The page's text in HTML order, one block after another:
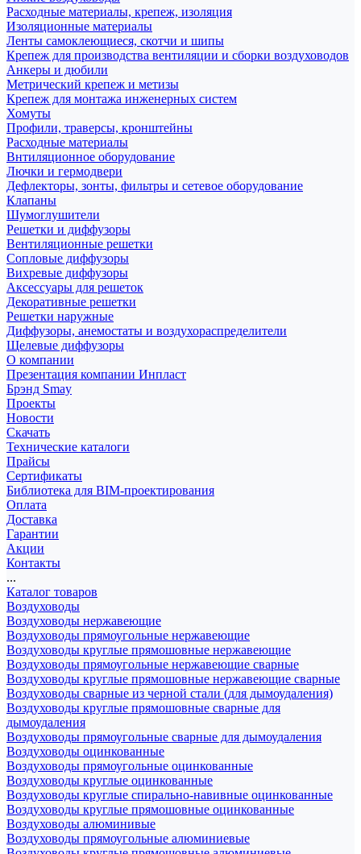
Расходные материалы, крепеж, изоляция
Изоляционные материалы
Ленты самоклеющиеся, скотчи и шипы
Крепеж для производства вентиляции и сборки воздуховодов
Анкеры и дюбили
Метрический крепеж и метизы
Крепеж для монтажа инженерных систем
Хомуты
Профили, траверсы, кронштейны
Расходные материалы
Внтиляционное оборудование
Лючки и гермодвери
Дефлекторы, зонты, фильтры и сетевое оборудование
Клапаны
Шумоглушители
Решетки и диффузоры
Вентиляционные решетки
Сопловые диффузоры
Вихревые диффузоры
Аксессуары для решеток
Декоративные решетки
Решетки наружные
Диффузоры, анемостаты и воздухораспределители
Щелевые диффузоры
О компании
Презентация компании Инпласт
Брэнд Smay
Проекты
Новости
Скачать
Технические каталоги
Прайсы
Сертификаты
Библиотека для BIM-проектирования
Оплата
Доставка
Гарантии
Акции
Контакты
...
Каталог товаров
Воздуховоды
Воздуховоды нержавеющие
Воздуховоды прямоугольные нержавеющие
Воздуховоды круглые прямошовные нержавеющие
Воздуховоды прямоугольные нержавеющие сварные
Воздуховоды круглые прямошовные нержавеющие сварные
Воздуховоды сварные из черной стали (для дымоудаления)
Воздуховоды круглые прямошовные сварные для
дымоудаления
Воздуховоды прямоугольные сварные для дымоудаления
Воздуховоды оцинкованные
Воздуховоды прямоугольные оцинкованные
Воздуховоды круглые оцинкованные
Воздуховоды круглые спирально-навивные оцинкованные
Воздуховоды круглые прямошовные оцинкованные
Воздуховоды алюминивые
Воздуховоды прямоугольные алюминиевые